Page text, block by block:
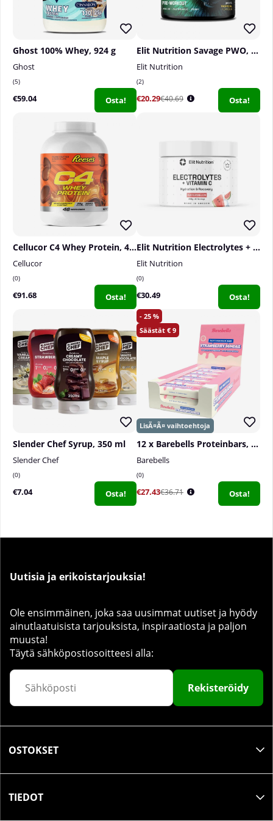
Ghost 100% Whey, 924 g
Ghost
5
€59.04 Osta!
Elit Nutrition Savage PWO, 300 g
Elit Nutrition
2
€20.29€40.69 Osta!
Cellucor C4 Whey Protein, 46 serv.
Cellucor
0
€91.68 Osta!
Elit Nutrition Electrolytes + Vitamin C, 200 g
Elit Nutrition
0
€30.49 Osta!
Slender Chef Syrup, 350 ml
Slender Chef
0
€7.04 Osta!
25
9
12 x Barebells Proteinbars, 55 g
Barebells
0
€27.43€36.71 Osta!
Uutisia ja erikoistarjouksia!
Ole ensimmäinen, joka saa uusimmat uutiset ja hyödy
ainutlaatuisista tarjouksista, inspiraatiosta ja paljon
muusta!
Täytä sähköpostiosoitteesi alla:
Rekisteröidy
OSTOKSET
TIEDOT